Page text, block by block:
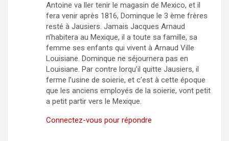
Antoine va ller tenir le magasin de Mexico, et il
fera venir après 1816, Dominque le 3 ème frères
resté à Jausiers. Jamais Jacques Arnaud
n’habitera au Mexique, il a toute sa famille, sa
femme ses enfants qui vivent à Arnaud Ville
Louisiane. Dominque ne séjournera pas en
Louisiane. Par contre lorqu’il quitte Jausiers, il
ferme l’usine de soierie, et c’est à cette époque
que les anciens employés de la soierie, vont petit
a petit partir vers le Mexique.
Connectez-vous pour répondre